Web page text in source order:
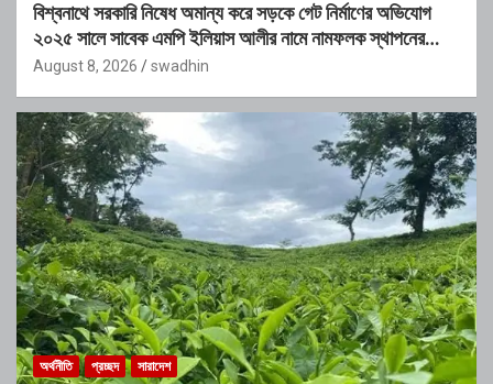
বিশ্বনাথে সরকারি নিষেধ অমান্য করে সড়কে গেট নির্মাণের অভিযোগ
২০২৫ সালে সাবেক এমপি ইলিয়াস আলীর নামে নামফলক স্থাপনের
অভিযোগ
August 8, 2026 swadhin
অর্থনীতি প্রচ্ছদ সারাদেশ